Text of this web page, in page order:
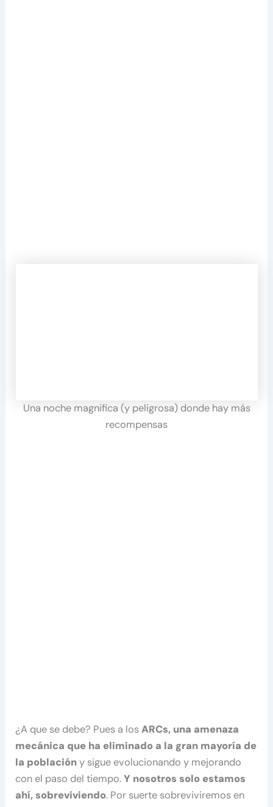
Una noche magnifica (y peligrosa) donde hay más
recompensas
¿A que se debe? Pues a losARCs, una amenaza
mecánica que ha eliminado a la gran mayoría de
la poblacióny sigue evolucionando y mejorando
con el paso del tiempo.Y nosotros solo estamos
ahí, sobreviviendo. Por suerte sobreviviremos en